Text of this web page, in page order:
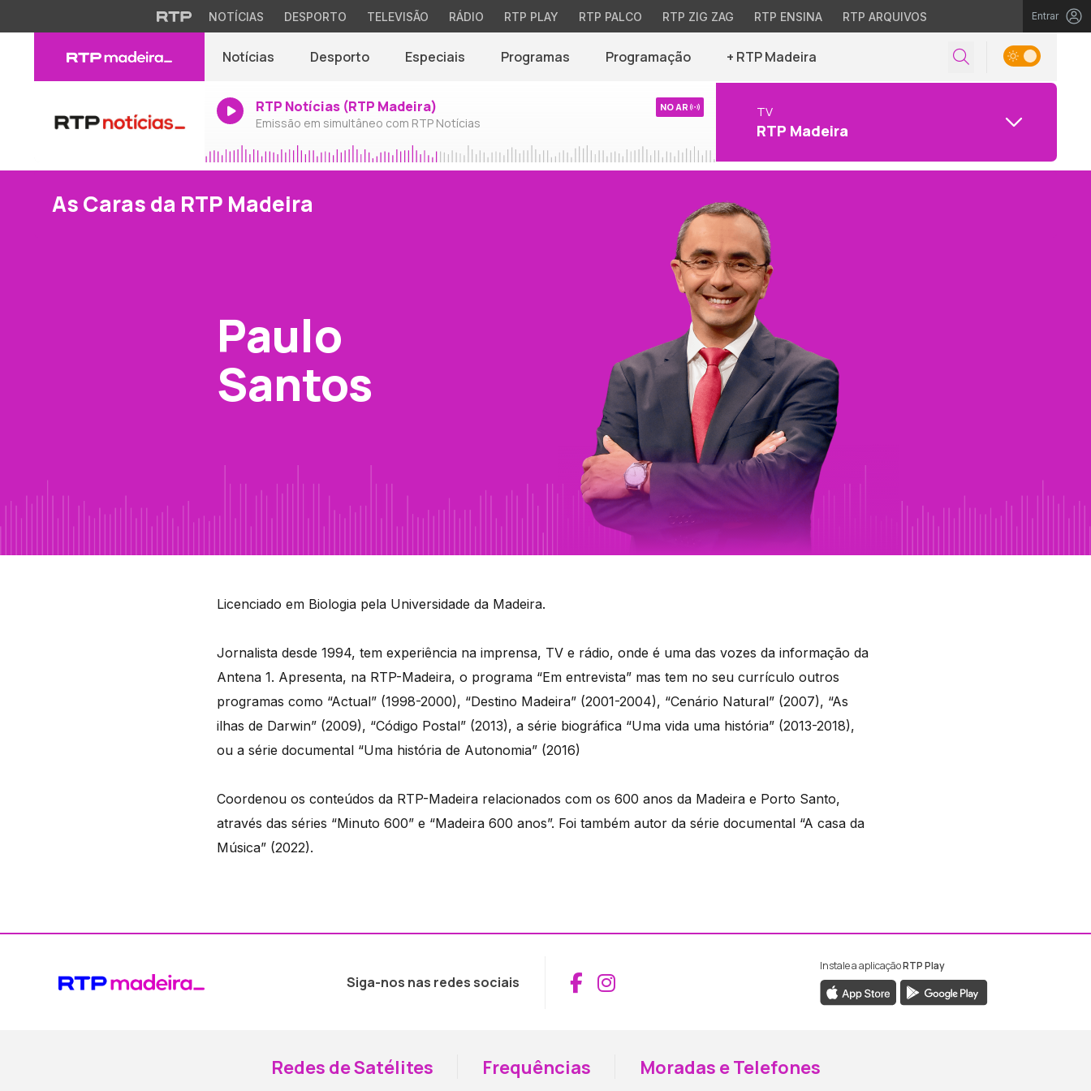
NOTÍCIAS DESPORTO TELEVISÃO RÁDIO RTP PLAY RTP PALCO RTP ZIG ZAG RTP ENSINA RTP ARQUIVOS Entrar
Notícias Desporto Especiais Programas Programação + RTP Madeira
RTP Notícias (RTP Madeira)
Emissão em simultâneo com RTP Notícias
NO AR TV
RTP Madeira
As Caras da RTP Madeira
Paulo
Santos
Licenciado em Biologia pela Universidade da Madeira.
Jornalista desde 1994, tem experiência na imprensa, TV e rádio, onde é uma das vozes da informação da
Antena 1. Apresenta, na RTP-Madeira, o programa “Em entrevista” mas tem no seu currículo outros
programas como “Actual” (1998-2000), “Destino Madeira” (2001-2004), “Cenário Natural” (2007), “As
ilhas de Darwin” (2009), “Código Postal” (2013), a série biográfica “Uma vida uma história” (2013-2018),
ou a série documental “Uma história de Autonomia” (2016)
Coordenou os conteúdos da RTP-Madeira relacionados com os 600 anos da Madeira e Porto Santo,
através das séries “Minuto 600” e “Madeira 600 anos”. Foi também autor da série documental “A casa da
Música” (2022).
Siga-nos nas redes sociais Aceder ao Facebook da RTP Madeira
Aceder ao Instagram da RTP Madeira
Instale a aplicaçãoRTP Play
Redes de Satélites Frequências Moradas e Telefones